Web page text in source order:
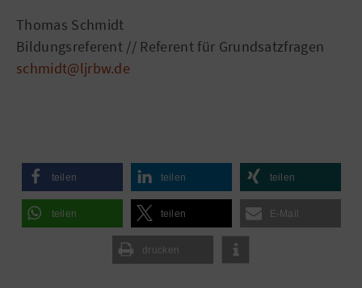
Thomas Schmidt
Bildungsreferent // Referent für Grundsatzfragen
schmidt@ljrbw.de
teilen teilen teilen
teilen teilen E-Mail
drucken